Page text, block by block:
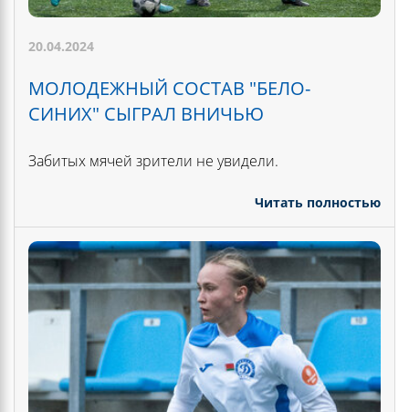
20.04.2024
МОЛОДЕЖНЫЙ СОСТАВ "БЕЛО-
СИНИХ" СЫГРАЛ ВНИЧЬЮ
Забитых мячей зрители не увидели.
Читать полностью